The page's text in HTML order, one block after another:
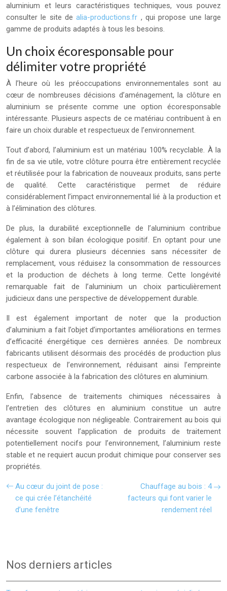
aluminium et leurs caractéristiques techniques, vous pouvez
consulter le site dealia-productions.fr , qui propose une large
gamme de produits adaptés à tous les besoins.
Un choix écoresponsable pour
délimiter votre propriété
À l’heure où les préoccupations environnementales sont au
cœur de nombreuses décisions d’aménagement, la clôture en
aluminium se présente comme une option écoresponsable
intéressante. Plusieurs aspects de ce matériau contribuent à en
faire un choix durable et respectueux de l’environnement.
Tout d’abord, l’aluminium est un matériau 100% recyclable. À la
fin de sa vie utile, votre clôture pourra être entièrement recyclée
et réutilisée pour la fabrication de nouveaux produits, sans perte
de qualité. Cette caractéristique permet de réduire
considérablement l’impact environnemental lié à la production et
à l’élimination des clôtures.
De plus, la durabilité exceptionnelle de l’aluminium contribue
également à son bilan écologique positif. En optant pour une
clôture qui durera plusieurs décennies sans nécessiter de
remplacement, vous réduisez la consommation de ressources
et la production de déchets à long terme. Cette longévité
remarquable fait de l’aluminium un choix particulièrement
judicieux dans une perspective de développement durable.
Il est également important de noter que la production
d’aluminium a fait l’objet d’importantes améliorations en termes
d’efficacité énergétique ces dernières années. De nombreux
fabricants utilisent désormais des procédés de production plus
respectueux de l’environnement, réduisant ainsi l’empreinte
carbone associée à la fabrication des clôtures en aluminium.
Enfin, l’absence de traitements chimiques nécessaires à
l’entretien des clôtures en aluminium constitue un autre
avantage écologique non négligeable. Contrairement au bois qui
nécessite souvent l’application de produits de traitement
potentiellement nocifs pour l’environnement, l’aluminium reste
stable et ne requiert aucun produit chimique pour conserver ses
propriétés.
Au cœur du joint de pose :
ce qui crée l’étanchéité
d’une fenêtre
Chauffage au bois : 4
facteurs qui font varier le
rendement réel
Nos derniers articles